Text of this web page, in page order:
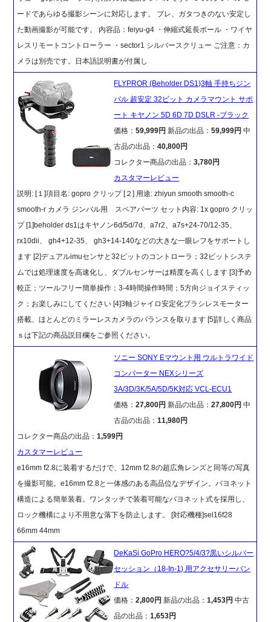
ードであらゆる撮影シーンに対応します。 ブレ、ガタつきのない安定し
た動画撮影が可能です。 内容品：feiyu-g4 ・伸縮式延長ポール ・ワイヤ
レスリモートコントローラー ・sector1 シルバースクリュー ご注意：カ
メラは別売です。日本語説明書が付属し
FLYPROR (Beholder DS1)3軸 手持ちジン
バル 超安定 32ビット カメラマウント サポ
ート キヤノン 5D 6D 7D DSLR -ブラック
価格：59,999円新品の出品：59,999円 中
古品の出品：40,800円
コレクター商品の出品：3,780円
カスタマーレビュー
説明: [１]項目名: gopro クリップ [２] 用途: zhiyun smooth smooth-c
smooth-r カメラ ジンバル用 スペアパーツ セット内容: 1x gopro クリッ
プ [1]beholder ds1はキヤノン6d/5d/7d、a7r2、a7s+24-70/12-35、
rx10dii、 gh4+12-35、 gh3+14-140などの大きな一眼レフをサポートし
ます [2]デュアルimuセンサと32ビットのコントローラ；32ビットシステ
ムでは処理速度を高速化し、ダブルセンサーは精度を高くします [3]予め
較正；ツールフリー簡単操作；3-4時間操作時間；5方向ジョイスティッ
ク；お楽しみにしてください [4]3軸ジャイロ安定化ブラシレスモーター
搭載、ほとんどのミラーレスカメラのバランスを取ります [5]詳しく商品
ｓは下記の商品説目欄をご参照ください。
ソニー SONY Eマウント用 ウルトラワイド
コンバーター NEXシリーズ
3A/3D/3K/5A/5D/5K対応 VCL-ECU1
価格：27,800円新品の出品：27,800円 中
古品の出品：11,980円
コレクター商品の出品：1,599円
カスタマーレビュー
e16mm f2.8に装着するだけで、12mm f2.8の超広角レンズと同等の写真
を撮影可能。e16mm f2.8と一体感のある高品位なデザイン。バヨネット
構造による簡単装着。ワンタッチで装着可能なバヨネット式を採用し、
ロック機構により不用意な落下を防止します。 [対応機種]sel16f28
66mm 44mm
DeKaSi GoPro HERO?5/4/3?黒いシルバー
セッション（18-In-1) 用アクセサリーバン
ドル
価格：2,800円新品の出品：1,453円 中古
品の出品：1,653円